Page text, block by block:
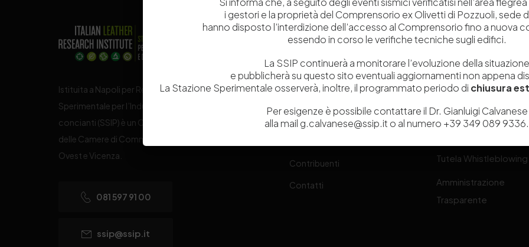
Istituita a Napoli per Regio Decreto nel 1885, la Stazione
Sperimentale per l’Industria delle Pelli e delle materie
concianti (SSIP) è un Organismo di Ricerca Nazionale
delle Camere di Commercio di Napoli, Toscana Nord-
Ovest e Vicenza.
081 597 91 00
ssip@ssip.it
Chi siamo
Servizi
Ricerca e Sviluppo
Divulgazione scientifica e
Contribuenti
Contatti
Laboratori
Dipartimenti di ricerca
Biblioteca
Media
Tutela Whistleblowing
Amministrazione
Trasparente
i gestori e la proprietà del Comprensorio ex Olivetti di Pozzuoli, sede
hanno disposto l’interdizione dell’accesso al Comprensorio fino a nuova
essendo in corso le verifiche tecniche sugli edifici.
La SSIP continuerà a monitorare l’evoluzione della situazione
e pubblicherà su questo sito eventuali aggiornamenti non appena
La Stazione Sperimentale osserverà, inoltre, il programmato periodo di chiusura
Per esigenze è possibile contattare il Dr. Gianluigi Calvanese
alla mail g.calvanese@ssip.it o al numero +39 349 089 9336.